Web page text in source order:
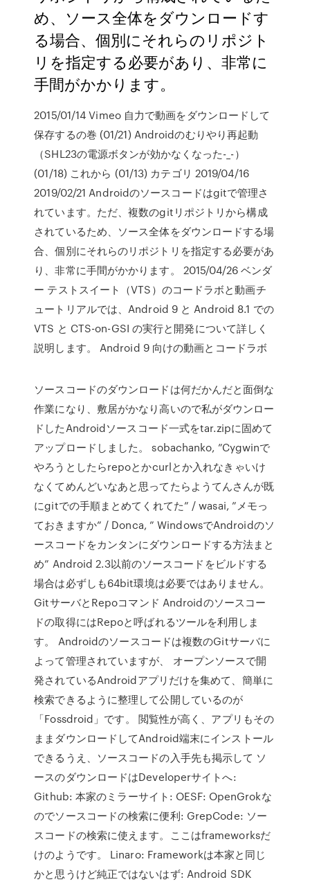
め、ソース全体をダウンロードす
る場合、個別にそれらのリポジト
リを指定する必要があり、非常に
手間がかかります。
2015/01/14 Vimeo 自力で動画をダウンロードして
保存するの巻 (01/21) Androidのむりやり再起動
（SHL23の電源ボタンが効かなくなった-_-）
(01/18) これから (01/13) カテゴリ 2019/04/16
2019/02/21 Androidのソースコードはgitで管理さ
れています。ただ、複数のgitリポジトリから構成
されているため、ソース全体をダウンロードする場
合、個別にそれらのリポジトリを指定する必要があ
り、非常に手間がかかります。 2015/04/26 ベンダ
ー テストスイート（VTS）のコードラボと動画チ
ュートリアルでは、Android 9 と Android 8.1 での
VTS と CTS-on-GSI の実行と開発について詳しく
説明します。 Android 9 向けの動画とコードラボ
ソースコードのダウンロードは何だかんだと面倒な
作業になり、敷居がかなり高いので私がダウンロー
ドしたAndroidソースコード一式をtar.zipに固めて
アップロードしました。 sobachanko, ”Cygwinで
やろうとしたらrepoとかcurlとか入れなきゃいけ
なくてめんどいなあと思ってたらようてんさんが既
にgitでの手順まとめてくれてた” / wasai, ”メモっ
ておきますか” / Donca, ” WindowsでAndroidのソ
ースコードをカンタンにダウンロードする方法まと
め” Android 2.3以前のソースコードをビルドする
場合は必ずしも64bit環境は必要ではありません。
GitサーバとRepoコマンド Androidのソースコー
ドの取得にはRepoと呼ばれるツールを利用しま
す。 Androidのソースコードは複数のGitサーバに
よって管理されていますが、 オープンソースで開
発されているAndroidアプリだけを集めて、簡単に
検索できるように整理して公開しているのが
「Fossdroid」です。 閲覧性が高く、アプリもその
ままダウンロードしてAndroid端末にインストール
できるうえ、ソースコードの入手先も掲示して ソ
ースのダウンロードはDeveloperサイトへ:
Github: 本家のミラーサイト: OESF: OpenGrokな
のでソースコードの検索に便利: GrepCode: ソー
スコードの検索に使えます。ここはframeworksだ
けのようです。 Linaro: Frameworkは本家と同じ
かと思うけど純正ではないはず: Android SDK